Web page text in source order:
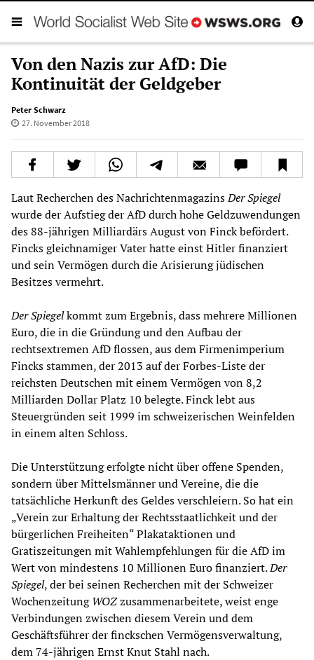
Von den Nazis zur AfD: Die
Kontinuität der Geldgeber
Peter Schwarz
27. November 2018
Laut Recherchen des NachrichtenmagazinsDer Spiegel
wurde der Aufstieg der AfD durch hohe Geldzuwendungen
des 88-jährigen Milliardärs August von Finck befördert.
Fincks gleichnamiger Vater hatte einst Hitler finanziert
und sein Vermögen durch die Arisierung jüdischen
Besitzes vermehrt.
Der Spiegelkommt zum Ergebnis, dass mehrere Millionen
Euro, die in die Gründung und den Aufbau der
rechtsextremen AfD flossen, aus dem Firmenimperium
Fincks stammen, der 2013 auf der Forbes-Liste der
reichsten Deutschen mit einem Vermögen von 8,2
Milliarden Dollar Platz 10 belegte. Finck lebt aus
Steuergründen seit 1999 im schweizerischen Weinfelden
in einem alten Schloss.
Die Unterstützung erfolgte nicht über offene Spenden,
sondern über Mittelsmänner und Vereine, die die
tatsächliche Herkunft des Geldes verschleiern. So hat ein
„Verein zur Erhaltung der Rechtsstaatlichkeit und der
bürgerlichen Freiheiten“ Plakataktionen und
Gratiszeitungen mit Wahlempfehlungen für die AfD im
Wert von mindestens 10 Millionen Euro finanziert.Der
Spiegel, der bei seinen Recherchen mit der Schweizer
WochenzeitungWOZzusammenarbeitete, weist enge
Verbindungen zwischen diesem Verein und dem
Geschäftsführer der finckschen Vermögensverwaltung,
dem 74-jährigen Ernst Knut Stahl nach.